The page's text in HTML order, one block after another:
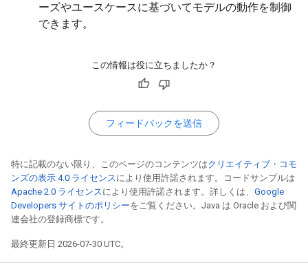
ーズやユースケースに基づいてモデルの動作を制御
できます。
この情報は役に立ちましたか？
フィードバックを送信
特に記載のない限り、このページのコンテンツはクリエイティブ・コモ
ンズの表示 4.0 ライセンスにより使用許諾されます。コードサンプルは
Apache 2.0 ライセンスにより使用許諾されます。詳しくは、 Google
Developers サイトのポリシーをご覧ください。Java は Oracle および関
連会社の登録商標です。
最終更新日 2026-07-30 UTC。